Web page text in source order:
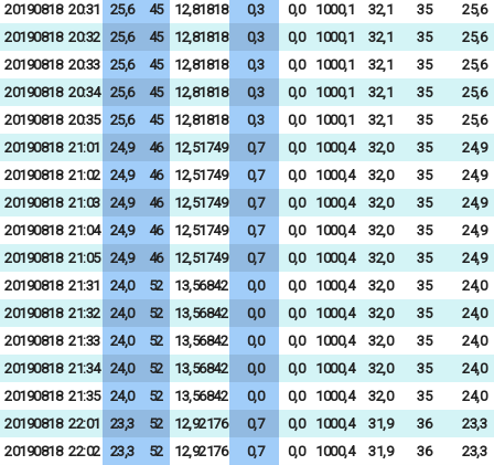
20190818 20:31 25,6 45 12,81818 0,3 0,0 1000,1 32,1 35
25,6
20190818 20:32 25,6 45 12,81818 0,3 0,0 1000,1 32,1 35
25,6
20190818 20:33 25,6 45 12,81818 0,3 0,0 1000,1 32,1 35
25,6
20190818 20:34 25,6 45 12,81818 0,3 0,0 1000,1 32,1 35
25,6
20190818 20:35 25,6 45 12,81818 0,3 0,0 1000,1 32,1 35
25,6
20190818 21:01 24,9 46 12,51749 0,7 0,0 1000,4 32,0 35
24,9
20190818 21:02 24,9 46 12,51749 0,7 0,0 1000,4 32,0 35
24,9
20190818 21:03 24,9 46 12,51749 0,7 0,0 1000,4 32,0 35
24,9
20190818 21:04 24,9 46 12,51749 0,7 0,0 1000,4 32,0 35
24,9
20190818 21:05 24,9 46 12,51749 0,7 0,0 1000,4 32,0 35
24,9
20190818 21:31 24,0 52 13,56842 0,0 0,0 1000,4 32,0 35
24,0
20190818 21:32 24,0 52 13,56842 0,0 0,0 1000,4 32,0 35
24,0
20190818 21:33 24,0 52 13,56842 0,0 0,0 1000,4 32,0 35
24,0
20190818 21:34 24,0 52 13,56842 0,0 0,0 1000,4 32,0 35
24,0
20190818 21:35 24,0 52 13,56842 0,0 0,0 1000,4 32,0 35
24,0
20190818 22:01 23,3 52 12,92176 0,7 0,0 1000,4 31,9 36
23,3
20190818 22:02 23,3 52 12,92176 0,7 0,0 1000,4 31,9 36
23,3